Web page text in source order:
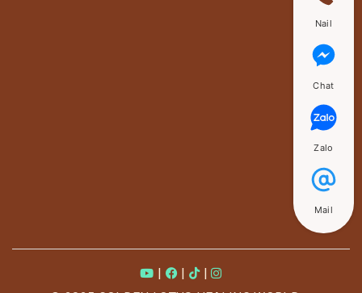
| |
|
Nail
Chat
Zalo
Mail